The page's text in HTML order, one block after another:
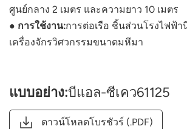
ศูนย์กลาง 2 เมตร และความยาว 10 เมตร
● การใช้งาน:การต่อเรือ ชิ้นส่วนโรงไฟฟ้า
เครื่องจักรวิศวกรรมขนาดมหึมา
แบบอย่าง:บีแอล-ซีเคว61125
ดาวน์โหลดโบรชัวร์ (.PDF)